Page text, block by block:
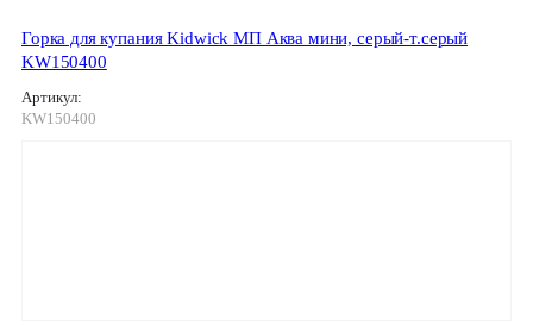
Горка для купания Kidwick МП Аква мини, серый-т.серый
KW150400
Артикул:
KW150400